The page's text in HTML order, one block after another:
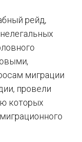
рейд,
миграции
провели
которых